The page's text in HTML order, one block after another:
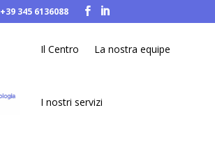
+39 345 6136088  
Il Centro La nostra equipe
I nostri servizi